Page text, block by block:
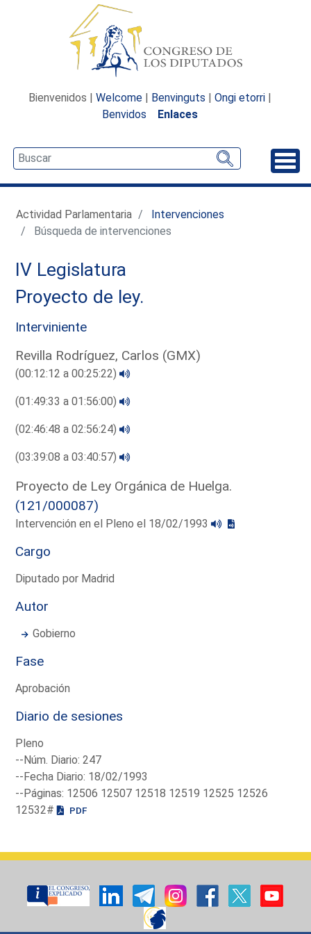
Bienvenidos | Welcome | Benvinguts | Ongi etorri |
Benvidos
Enlaces
Actividad Parlamentaria
Intervenciones
Búsqueda de intervenciones
IV Legislatura
Proyecto de ley.
Interviniente
Revilla Rodríguez, Carlos (GMX)
(00:12:12 a 00:25:22)
(01:49:33 a 01:56:00)
(02:46:48 a 02:56:24)
(03:39:08 a 03:40:57)
Proyecto de Ley Orgánica de Huelga.
(121/000087)
Intervención en el Pleno el 18/02/1993
Cargo
Diputado por Madrid
Autor
Gobierno
Fase
Aprobación
Diario de sesiones
Pleno
--Núm. Diario: 247
--Fecha Diario: 18/02/1993
--Páginas: 12506 12507 12518 12519 12525 12526
12532#
PDF